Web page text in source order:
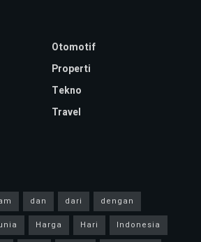
Otomotif
Properti
Tekno
Travel
dan dari
dengan
Harga Hari
Indonesia